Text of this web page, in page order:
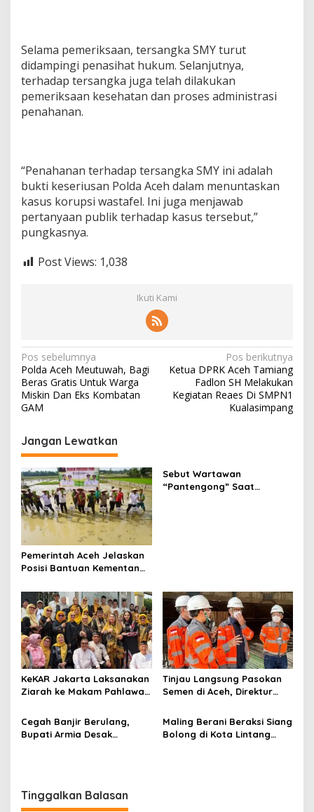
Selama pemeriksaan, tersangka SMY turut
didampingi penasihat hukum. Selanjutnya,
terhadap tersangka juga telah dilakukan
pemeriksaan kesehatan dan proses administrasi
penahanan.
“Penahanan terhadap tersangka SMY ini adalah
bukti keseriusan Polda Aceh dalam menuntaskan
kasus korupsi wastafel. Ini juga menjawab
pertanyaan publik terhadap kasus tersebut,”
pungkasnya.
Post Views: 1,038
Ikuti Kami
N
a
v
i
g
a
s
i
p
o
s
Pos sebelumnya
Polda Aceh Meutuwah, Bagi
Beras Gratis Untuk Warga
Miskin Dan Eks Kombatan
GAM
Pos berikutnya
Ketua DPRK Aceh Tamiang
Fadlon SH Melakukan
Kegiatan Reaes Di SMPN1
Kualasimpang
Jangan Lewatkan
Pemerintah Aceh Jelaskan
Posisi Bantuan Kementan
Dan Kebun
Sebut Wartawan
“Pantengong” Saat
KeKAR Jakarta Laksanakan
Ziarah ke Makam Pahlawan
Tinjau Langsung Pasokan
Semen di Aceh, Direktur
Distribusi Berjalan Normal
Cegah Banjir Berulang,
Bupati Armia Desak
Maling Berani Beraksi Siang
Bolong di Kota Lintang
Tinggalkan Balasan